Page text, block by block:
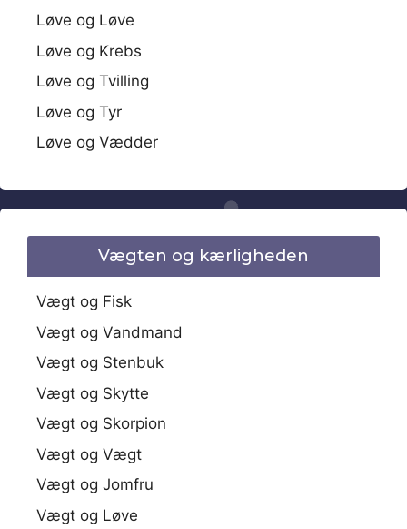
Løve og Løve
Løve og Krebs
Løve og Tvilling
Løve og Tyr
Løve og Vædder
Vægten og kærligheden
Vægt og Fisk
Vægt og Vandmand
Vægt og Stenbuk
Vægt og Skytte
Vægt og Skorpion
Vægt og Vægt
Vægt og Jomfru
Vægt og Løve